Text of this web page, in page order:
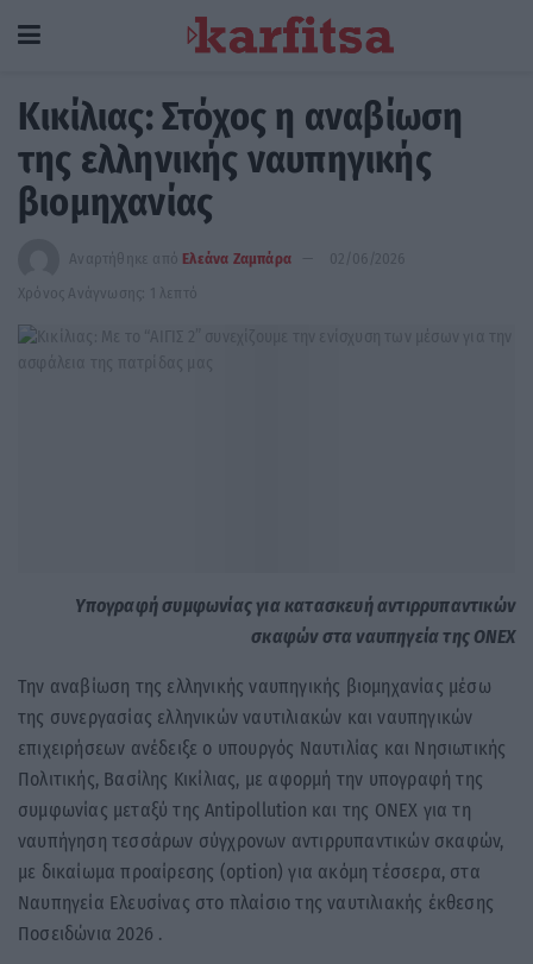
Κικίλιας: Στόχος η αναβίωση
της ελληνικής ναυπηγικής
βιομηχανίας
Αναρτήθηκε από Ελεάνα Ζαμπάρα
02/06/2026
Χρόνος Ανάγνωσης: 1 λεπτό
Υπογραφή συμφωνίας για κατασκευή αντιρρυπαντικών
σκαφών στα ναυπηγεία της ONEX
Την αναβίωση της ελληνικής ναυπηγικής βιομηχανίας μέσω
της συνεργασίας ελληνικών ναυτιλιακών και ναυπηγικών
επιχειρήσεων ανέδειξε ο υπουργός Ναυτιλίας και Νησιωτικής
Πολιτικής, Βασίλης Κικίλιας, με αφορμή την υπογραφή της
συμφωνίας μεταξύ της Antipollution και της ONEX για τη
ναυπήγηση τεσσάρων σύγχρονων αντιρρυπαντικών σκαφών,
με δικαίωμα προαίρεσης (option) για ακόμη τέσσερα, στα
Ναυπηγεία Ελευσίνας στο πλαίσιο της ναυτιλιακής έκθεσης
Ποσειδώνια 2026 .